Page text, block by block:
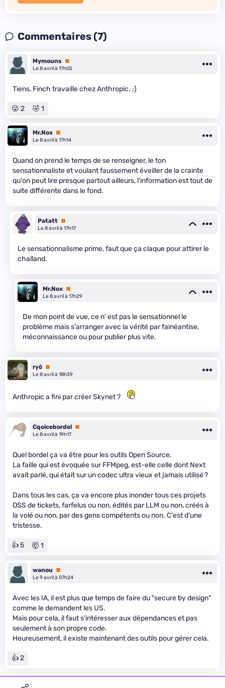
Commentaires (7)
Mymouns Premium
Le 8 avril à 17h05
Tiens, Finch travaille chez Anthropic. ;)
😜 2 🤣 1
Mr.Nox Premium
Le 8 avril à 17h14
Quand on prend le temps de se renseigner, le ton
sensationnaliste et voulant faussement éveiller de la crainte
qu'on peut lire presque partout ailleurs, l'information est tout de
suite différente dans le fond.
Patatt Premium
Le 8 avril à 17h17
Le sensationnalisme prime, faut que ça claque pour attirer le
challand.
Mr.Nox Premium
Le 8 avril à 17h29
De mon point de vue, ce n' est pas le sensationnel le
problème mais s'arranger avec la vérité par fainéantise,
méconnaissance ou pour publier plus vite.
ryô Premium
Le 8 avril à 18h39
Anthropic a fini par créer Skynet ?
Cqoicebordel Premium
Le 8 avril à 19h17
Quel bordel ça va être pour les outils Open Source.
La faille qui est évoquée sur FFMpeg, est-elle celle dont Next
avait parlé, qui était sur un codec ultra vieux et jamais utilisé ?
Dans tous les cas, ça va encore plus inonder tous ces projets
OSS de tickets, farfelus ou non, édités par LLM ou non, créés à
la volé ou non, par des gens compétents ou non. C'est d'une
tristesse.
👍 5 🤯 1
wanou
Premium
Le 9 avril à 07h24
Avec les IA, il est plus que temps de faire du "secure by design"
comme le demandent les US.
Mais pour cela, il faut s'intéresser aux dépendances et pas
seulement à son propre code.
Heureusement, il existe maintenant des outils pour gérer cela.
👍 2